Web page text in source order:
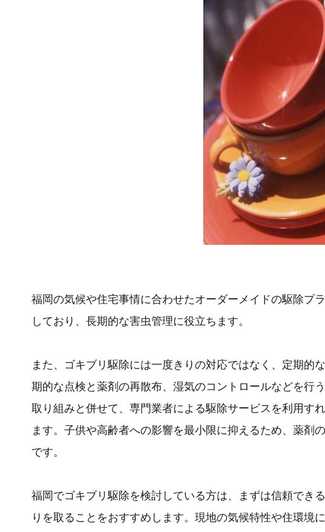
福岡の気候や住宅事情に合わせたオーダーメイドの駆除プ
しており、長期的な害虫管理に役立ちます。
また、ゴキブリ駆除には一度きりの対応ではなく、定期的
期的な点検と薬剤の再散布、湿気のコントロールなどを行
取り組みと併せて、専門業者による駆除サービスを利用す
ます。子供や高齢者への影響を最小限に抑えるため、薬剤
です。
福岡でゴキブリ駆除を検討している方は、まずは信頼でき
りを取ることをおすすめします。現地の気候特性や住環境